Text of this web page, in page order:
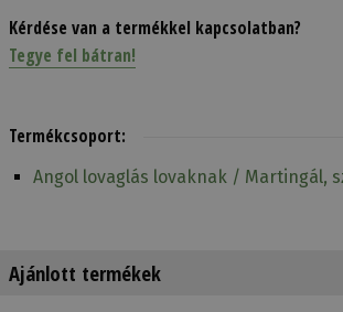
Kérdése van a termékkel kapcsolatban?
Tegye fel bátran!
Termékcsoport:
Angol lovaglás lovaknak / Martingál,
Ajánlott termékek